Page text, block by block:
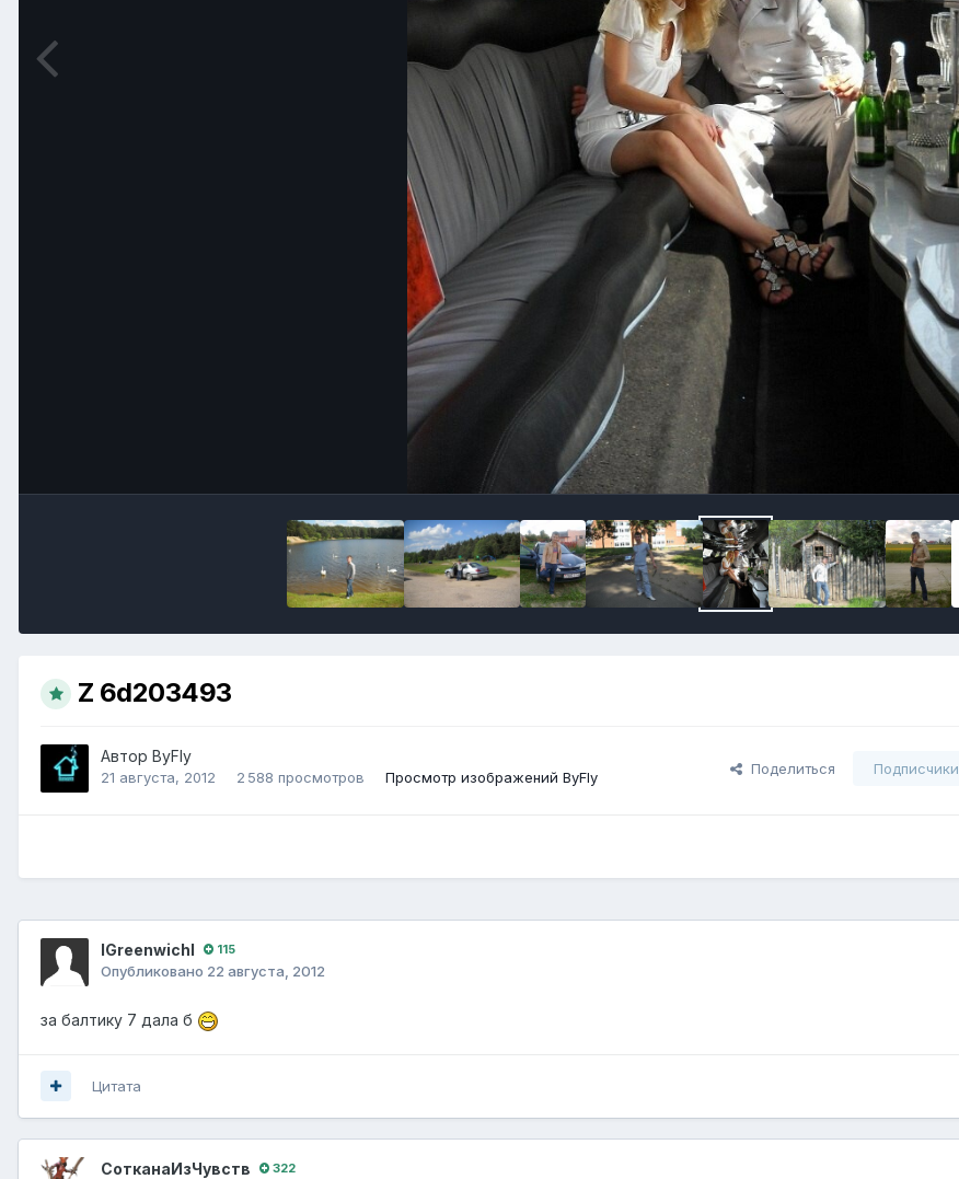
Z 6d203493
Автор ВyFly
21 августа, 2012 2 588 просмотров Просмотр изображений ВyFly
Поделиться Подписчики
lGreenwichl 115
Опубликовано 22 августа, 2012
за балтику 7 дала б
Цитата
СотканаИзЧувств 322